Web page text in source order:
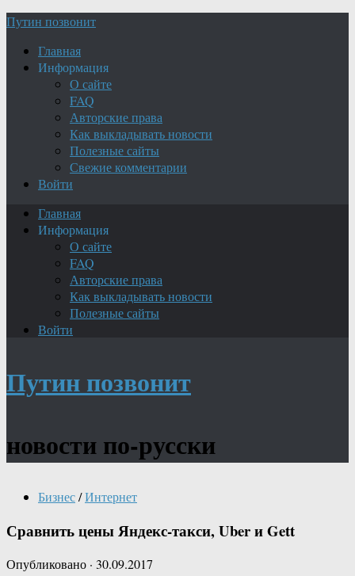
Путин позвонит
Главная
Информация
О сайте
FAQ
Авторские права
Как выкладывать новости
Полезные сайты
Свежие комментарии
Войти
Главная
Информация
О сайте
FAQ
Авторские права
Как выкладывать новости
Полезные сайты
Войти
Путин позвонит
новости по-русски
Бизнес/Интернет
Сравнить цены Яндекс-такси, Uber и Gett
Опубликовано · 30.09.2017